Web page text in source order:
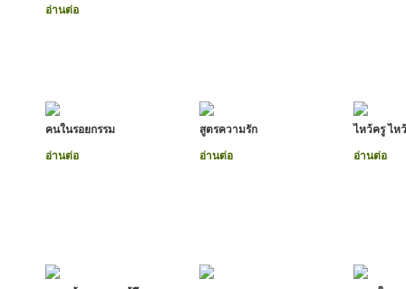
อ่านต่อ
คนในรอยกรรม
อ่านต่อ
สูตรความรัก
อ่านต่อ
ไหว้ครู ไห
อ่านต่อ